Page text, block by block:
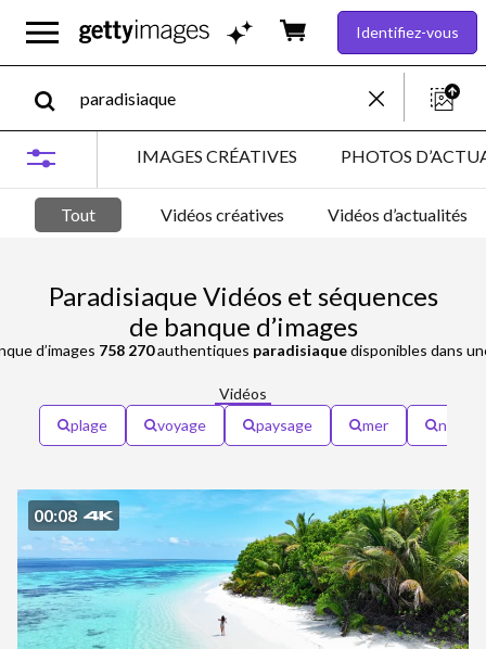
Identifiez-vous
IMAGES CRÉATIVES PHOTOS
Tout Vidéos créatives Vidéos d’actualités
Paradisiaque Vidéos et séquences
de banque d’images
d’images 758 270authentiques paradisiaquedisponibles dans une large variété
Vidéos
plage
voyage paysage mer nature
00:08